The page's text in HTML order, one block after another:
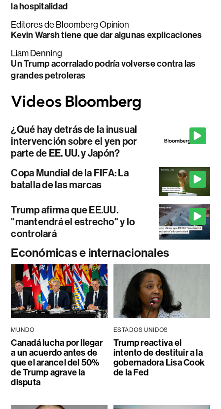
la hospitalidad
Editores de Bloomberg Opinion
Kevin Warsh tiene que dar algunas explicaciones
Liam Denning
Un Trump acorralado podría volverse contra las
grandes petroleras
¿Qué hay detrás de la inusual
intervención sobre el yen por
parte de EE. UU. y Japón?
Copa Mundial de la FIFA: La
batalla de las marcas
Trump afirma que EE.UU.
"mantendrá el estrecho" y lo
controlará
Económicas e internacionales
MUNDO
Canadá lucha por llegar
a un acuerdo antes de
que el arancel del 50%
de Trump agrave la
disputa
ESTADOS UNIDOS
Trump reactiva el
intento de destituir a la
gobernadora Lisa Cook
de la Fed